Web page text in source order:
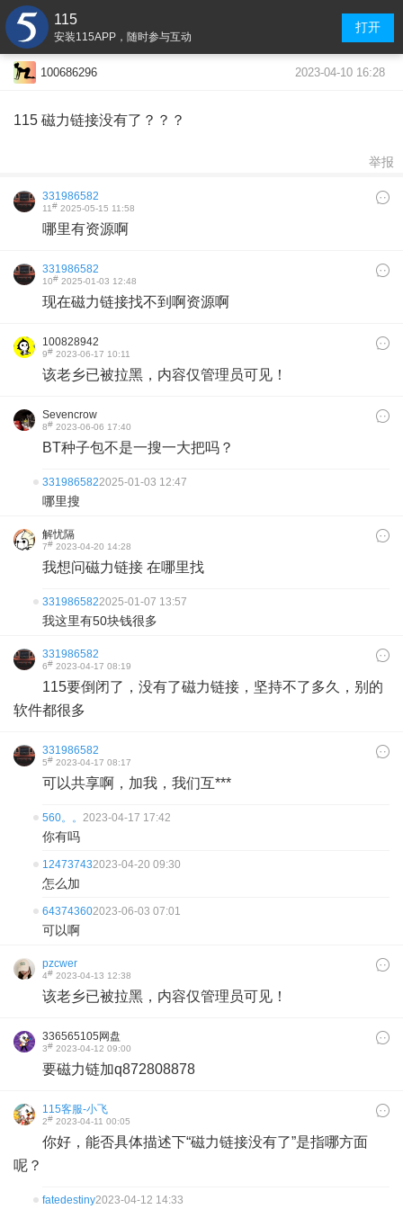
115
安装115APP，随时参与互动
打开
100686296 2023-04-10 16:28
115 磁力链接没有了？？？
举报
331986582
11# 2025-05-15 11:58
哪里有资源啊
331986582
10# 2025-01-03 12:48
现在磁力链接找不到啊资源啊
100828942
9# 2023-06-17 10:11
该老乡已被拉黑，内容仅管理员可见！
Sevencrow
8# 2023-06-06 17:40
BT种子包不是一搜一大把吗？
3319865822025-01-03 12:47
哪里搜
解忧隔
7# 2023-04-20 14:28
我想问磁力链接 在哪里找
3319865822025-01-07 13:57
我这里有50块钱很多
331986582
6# 2023-04-17 08:19
115要倒闭了，没有了磁力链接，坚持不了多久，别的
软件都很多
331986582
5# 2023-04-17 08:17
可以共享啊，加我，我们互***
560。。 2023-04-17 17:42
你有吗
124737432023-04-20 09:30
怎么加
643743602023-06-03 07:01
可以啊
pzcwer
4# 2023-04-13 12:38
该老乡已被拉黑，内容仅管理员可见！
336565105网盘
3# 2023-04-12 09:00
要磁力链加q872808878
115客服-小飞
2# 2023-04-11 00:05
你好，能否具体描述下“磁力链接没有了”是指哪方面
呢？
fatedestiny2023-04-12 14:33